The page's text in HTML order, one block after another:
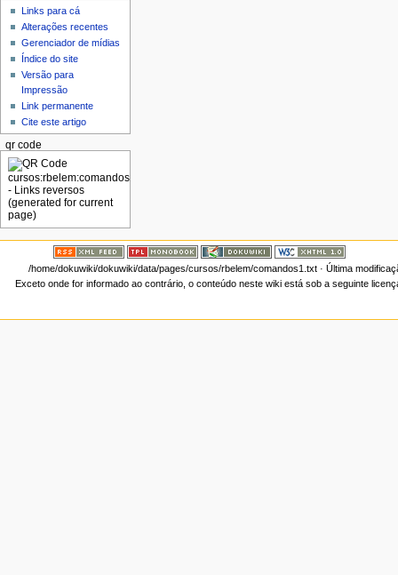
Links para cá
Alterações recentes
Gerenciador de mídias
Índice do site
Versão para
Impressão
Link permanente
Cite este artigo
qr code
/home/dokuwiki/dokuwiki/data/pages/cursos/rbelem/comandos1.txt· Última
Exceto onde for informado ao contrário, o conteúdo neste wiki está sob a seguinte